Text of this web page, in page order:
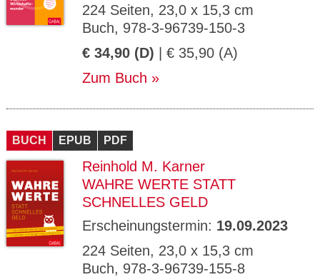
224 Seiten, 23,0 x 15,3 cm
Buch, 978-3-96739-150-3
€ 34,90 (D) | € 35,90 (A)
Zum Buch
BUCH EPUB PDF
Reinhold M. Karner
WAHRE WERTE STATT
SCHNELLES GELD
Erscheinungstermin: 19.09.2023
224 Seiten, 23,0 x 15,3 cm
Buch, 978-3-96739-155-8